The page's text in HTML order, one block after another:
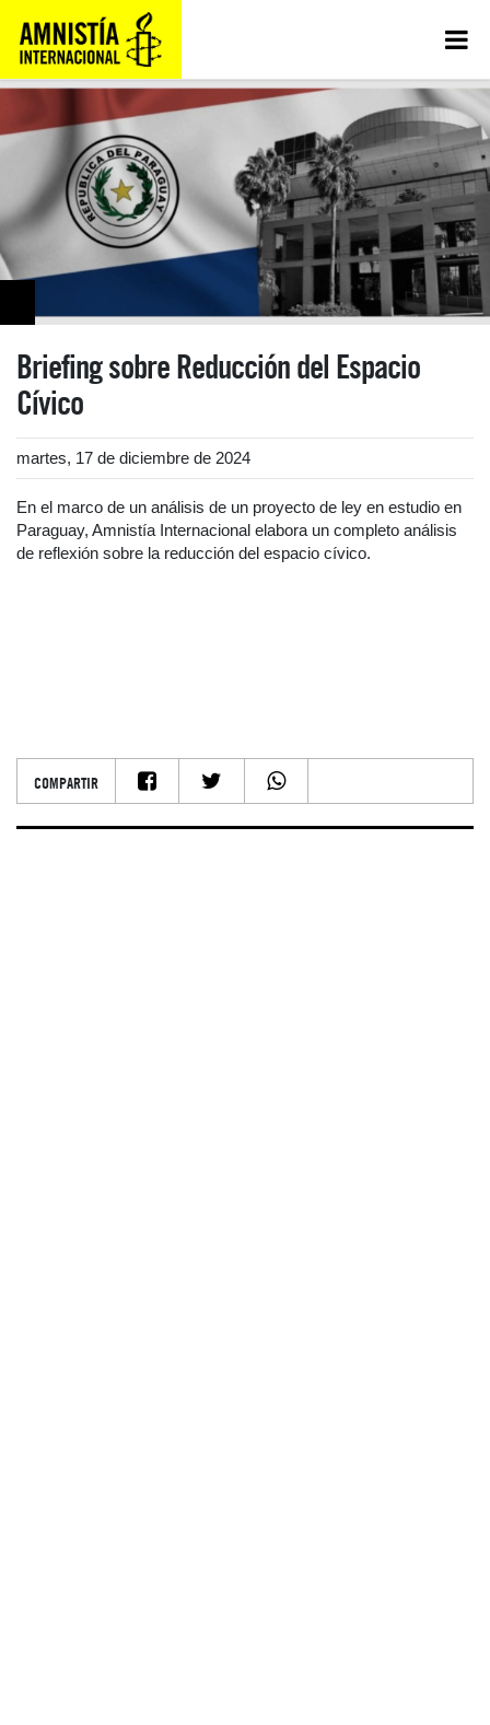
Briefing sobre Reducción del Espacio
Cívico
martes, 17 de diciembre de 2024
En el marco de un análisis de un proyecto de ley en estudio en
Paraguay, Amnistía Internacional elabora un completo análisis
de reflexión sobre la reducción del espacio cívico.
COMPARTIR